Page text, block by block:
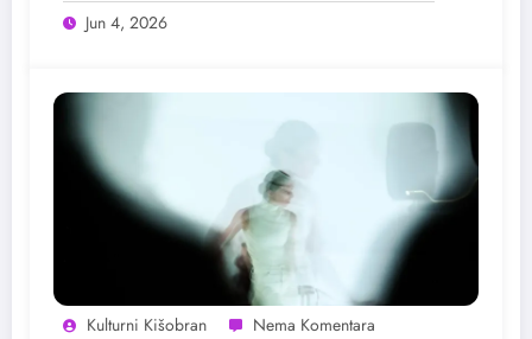
Jun 4, 2026
Kulturni Kišobran